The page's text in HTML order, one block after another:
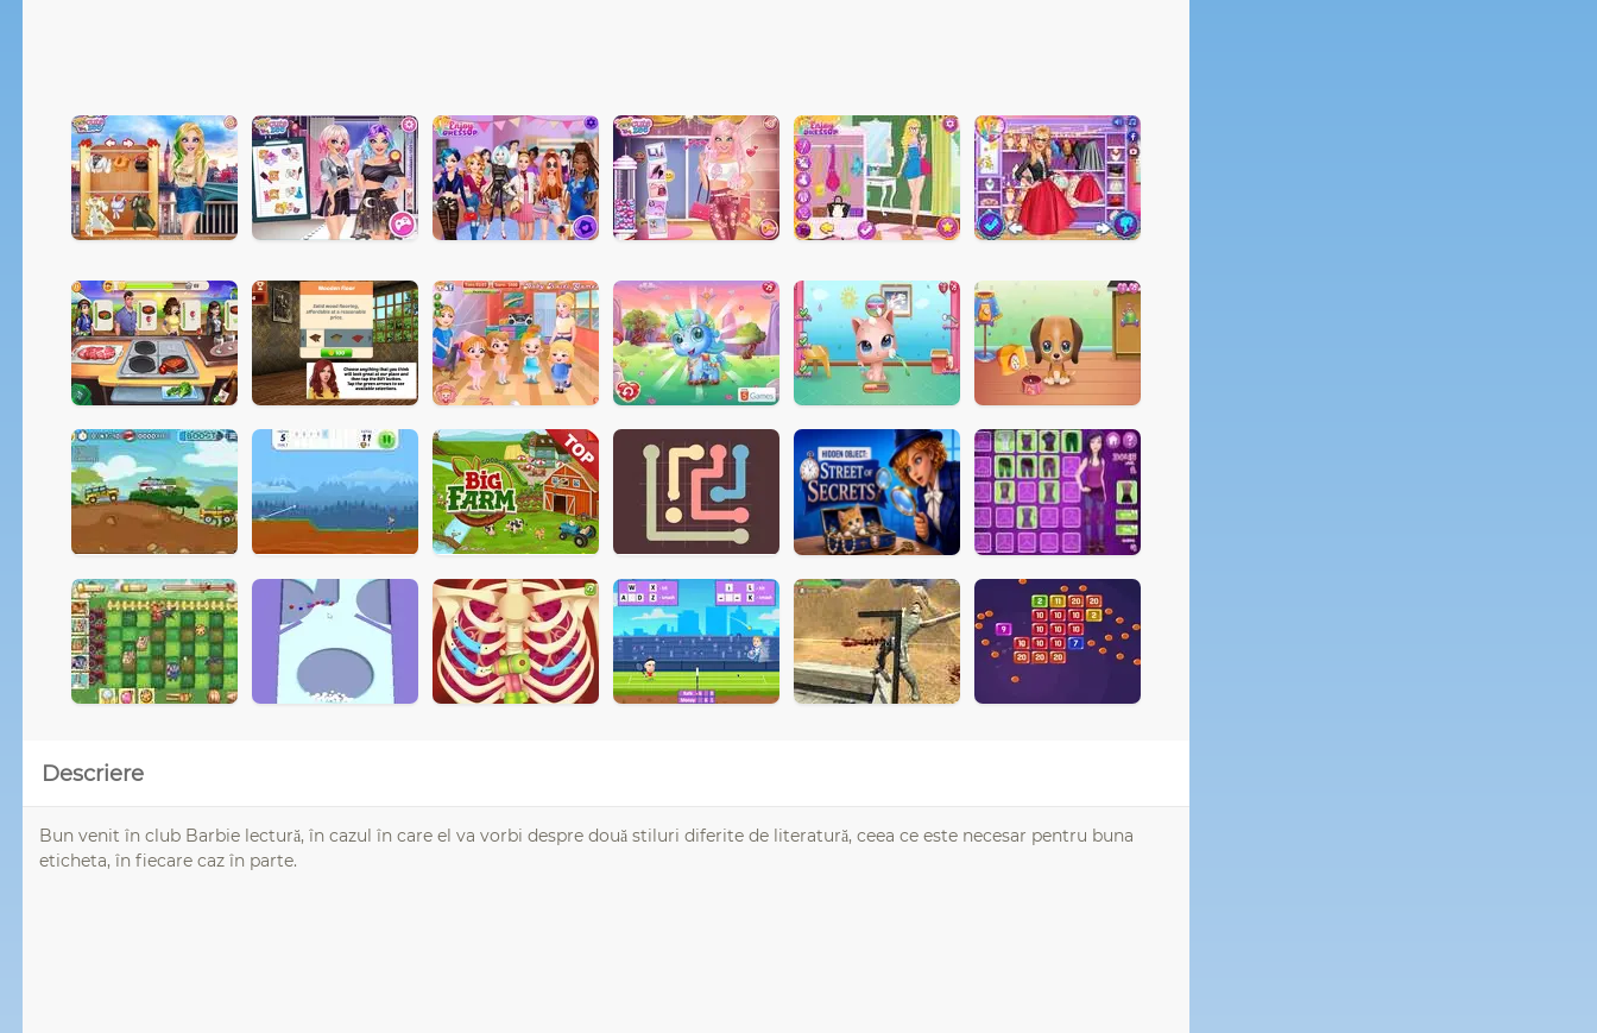
Descriere
Bun venit în club Barbie lectură, în cazul în care el va vorbi despre două stiluri diferite de literatură, ceea ce este necesar pentru buna
eticheta, în fiecare caz în parte.